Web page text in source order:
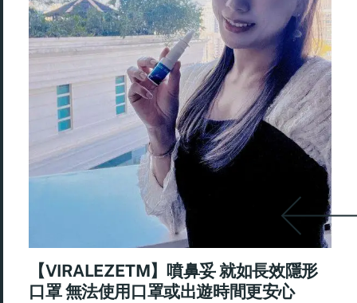
【VIRALEZETM】噴鼻妥 就如長效隱形
口罩 無法使用口罩或出遊時間更安心